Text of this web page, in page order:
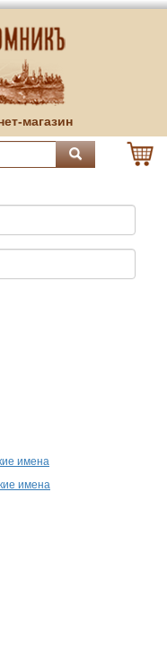
магазин
имена
имена